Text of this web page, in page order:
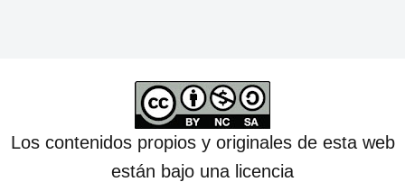
Los contenidos propios y originales de esta web
están bajo una licencia